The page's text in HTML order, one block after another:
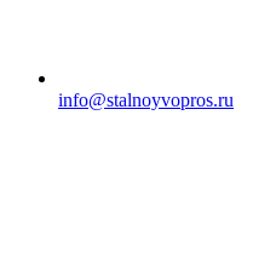
info@stalnoyvopros.ru